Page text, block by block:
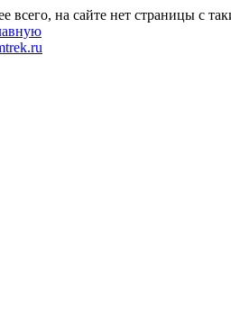
всего, на сайте нет страницы с